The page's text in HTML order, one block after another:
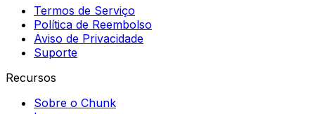
Termos de Serviço
Política de Reembolso
Aviso de Privacidade
Suporte
Recursos
Sobre o Chunk